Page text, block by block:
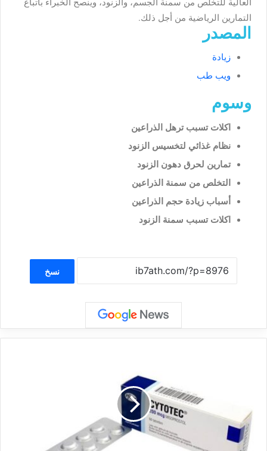
العالية للتخلص من سمنة الجسم، والزنود، وينصح الخبراء باتباع
التمارين الرياضية من أجل ذلك.
المصدر
زيادة
ويب طب
وسوم
اكلات تسبب ترهل الذراعين
نظام غذائي لتخسيس الزنود
تمارين لحرق دهون الزنود
التخلص من سمنة الذراعين
أسباب زيادة حجم الذراعين
اكلات تسبب سمنة الزنود
نسخ